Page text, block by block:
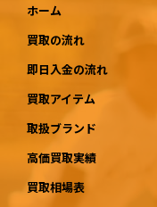
ホーム
買取の流れ
即日入金の流れ
買取アイテム
取扱ブランド
高価買取実績
買取相場表